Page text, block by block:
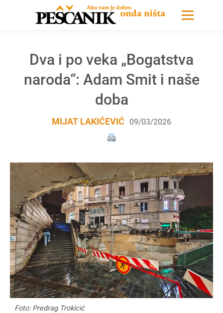
Dva i po veka „Bogatstva
naroda“: Adam Smit i naše
doba
MIJAT LAKIĆEVIĆ 09/03/2026
Foto: Predrag Trokicić